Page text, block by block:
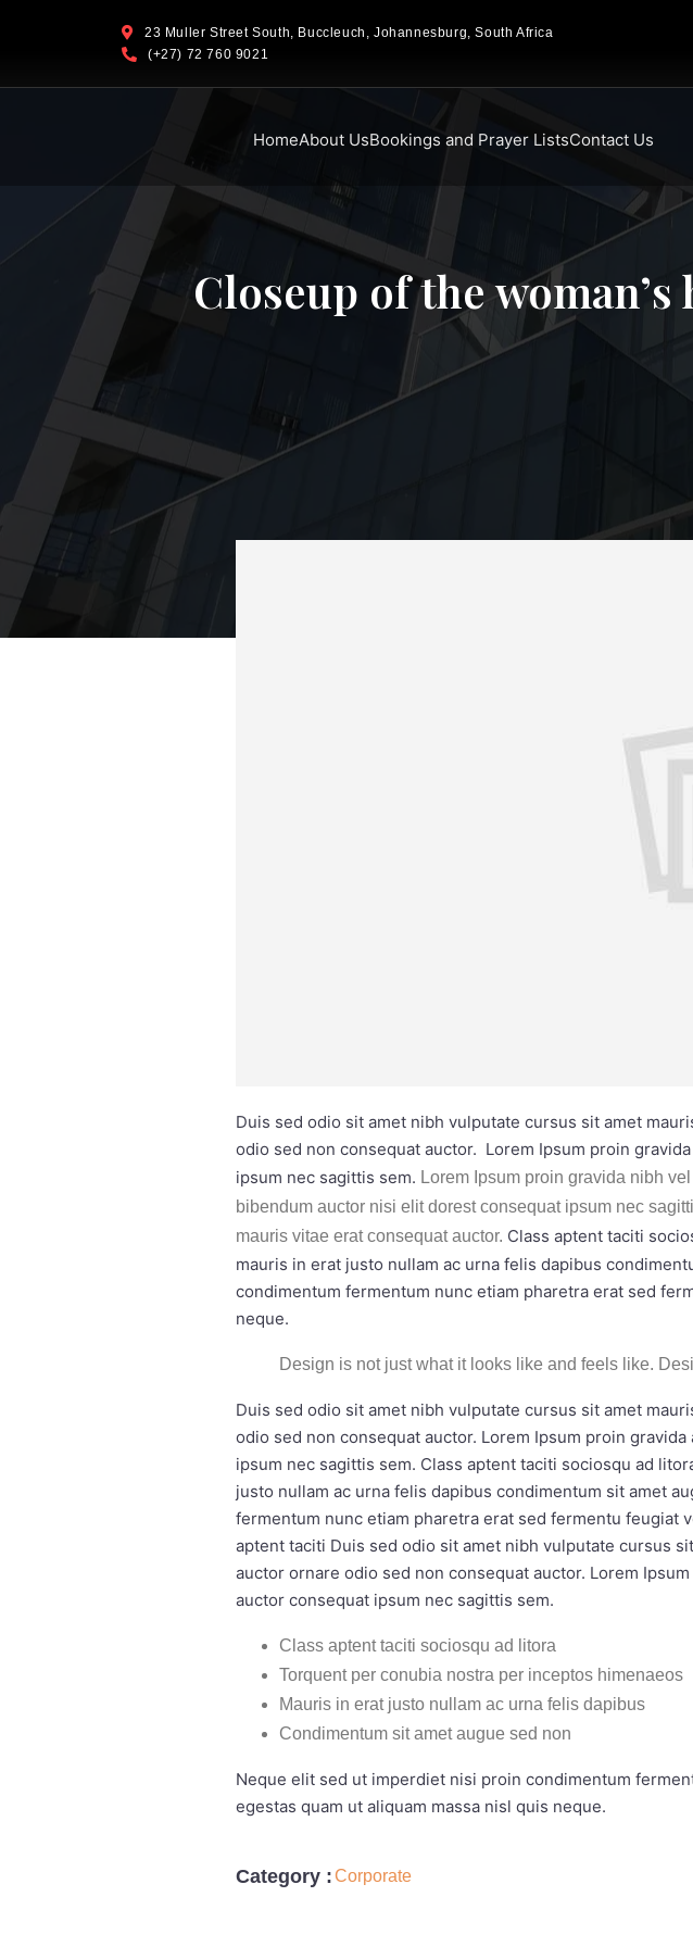
23 Muller Street South, Buccleuch, Johannesburg, South Africa
(+27) 72 760 9021
HomeAbout UsBookings and Prayer ListsContact Us
Closeup of the
Duis sed odio sit amet nibh vulputate cursus sit amet
odio sed non consequat auctor. Lorem Ipsum proin
ipsum nec sagittis sem. Lorem Ipsum proin gravida nibh
bibendum auctor nisi elit dorest consequat ipsum nec
mauris vitae erat consequat auctor. Class aptent taciti
mauris in erat justo nullam ac urna felis dapibus
condimentum fermentum nunc etiam pharetra erat sed
neque.
Design is not just what it looks like and feels like.
Duis sed odio sit amet nibh vulputate cursus sit amet
odio sed non consequat auctor. Lorem Ipsum proin
ipsum nec sagittis sem. Class aptent taciti sociosqu ad
justo nullam ac urna felis dapibus condimentum sit amet
fermentum nunc etiam pharetra erat sed fermentu feugiat
aptent taciti Duis sed odio sit amet nibh vulputate cursus
auctor ornare odio sed non consequat auctor. Lorem
auctor consequat ipsum nec sagittis sem.
Class aptent taciti sociosqu ad litora
Torquent per conubia nostra per inceptos himenaeos
Mauris in erat justo nullam ac urna felis dapibus
Condimentum sit amet augue sed non
Neque elit sed ut imperdiet nisi proin condimentum
egestas quam ut aliquam massa nisl quis neque.
Category :Corporate